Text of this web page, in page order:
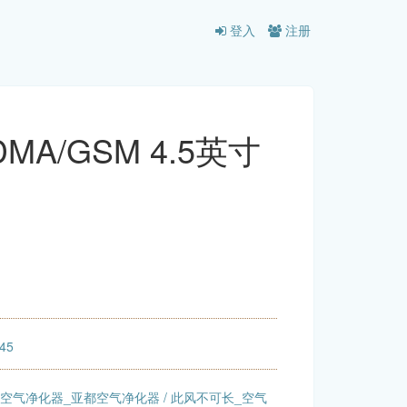
登入 注册
GSM 4.5英寸
气净化器_亚都空气净化器 / 此风不可长_空气